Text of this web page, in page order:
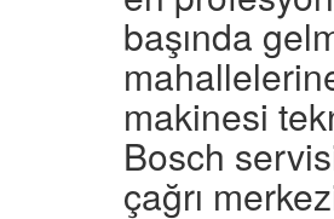
başında
makinesi
Bosch
çağrı